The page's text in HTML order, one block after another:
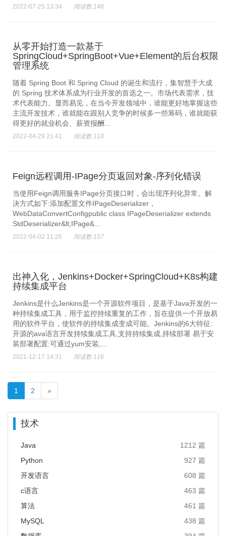
2022-07-25 13:34 阅读数 148
从零开始打造一款基于
SpringCloud+SpringBoot+Vue+Element的后台权限
管理系统
随着 Spring Boot 和 Spring Cloud 的诞生和流行，集智慧于大成
的 Spring 技术体系成为行业开发的首选之一。市场代表需求，技
术代表能力。显而易见，在当今开发领域中，谁能更好地掌握这些
主流开发技术，谁就能在跟别人竞争的时候多一些筹码，谁就能获
得更好的就业机会、薪资报酬...
2022-04-29 21:41 阅读数 118
Feign远程调用-IPage分页返回对象-序列化错误
当使用Feign调用服务IPage分页接口时，会出现序列化异常。解
决方式如下:添加配置文件IPageDeserializer，
WebDataConvertConfigpublic class IPageDeserializer extends
StdDeserializer&lt;IPage&...
2022-04-02 11:26 阅读数 157
出神入化，Jenkins+Docker+SpringCloud+K8s构建
持续集成平台
Jenkins是什么Jenkins是一个开源软件项目，是基于Java开发的一
种持续集成工具，用于监控持续重复的工作，旨在提供一个开放易
用的软件平台，使软件的持续集成变成可能。Jenkins的6大特征:
开源的ava语言开发持续集成工具,支持持续集成,持续部署 易于安
装部署配置:可通过yum安装,...
2021-12-17 14:31 阅读数 116
1 2 »
技术
Java
1212 篇
Python
927 篇
开发语言
608 篇
c语言
463 篇
算法
461 篇
MySQL
438 篇